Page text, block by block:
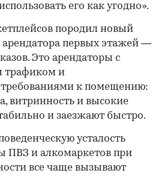
его как угодно».
породил новый
первых этажей —
Это арендаторы с
трафиком и
к помещению:
витринность и высокие
и заезжают быстро.
усталость
ПВЗ и алкомаркетов при
все чаще вызывают